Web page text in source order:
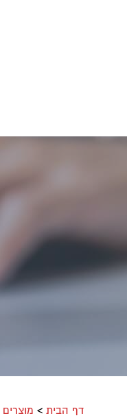
דף הבית > מוצרים